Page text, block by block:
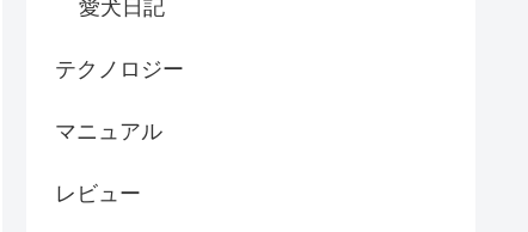
愛犬日記
テクノロジー
マニュアル
レビュー